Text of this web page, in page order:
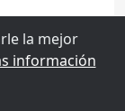
la mejor
información